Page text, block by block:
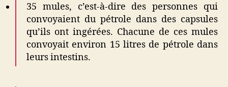
35 mules, c’est-à-dire des personnes qui
convoyaient du pétrole dans des capsules
qu’ils ont ingérées. Chacune de ces mules
convoyait environ 15 litres de pétrole dans
leurs intestins.